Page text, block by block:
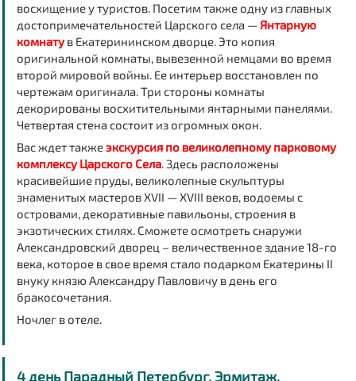
восхищение у туристов. Посетим также одну из главных
достопримечательностей Царского села — Янтарную
комнатув Екатерининском дворце. Это копия
оригинальной комнаты, вывезенной немцами во время
второй мировой войны. Ее интерьер восстановлен по
чертежам оригинала. Три стороны комнаты
декорированы восхитительными янтарными панелями.
Четвертая стена состоит из огромных окон.
Вас ждет такжеэкскурсия по великолепному парковому
комплексу Царского Села. Здесь расположены
красивейшие пруды, великолепные скульптуры
знаменитых мастеров XVII — XVIII веков, водоемы с
островами, декоративные павильоны, строения в
экзотических стилях. Сможете осмотреть снаружи
Александровский дворец – величественное здание 18-го
века, которое в свое время стало подарком Екатерины II
внуку князю Александру Павловичу в день его
бракосочетания.
Ночлег в отеле.
4 день Парадный Петербург, Эрмитаж.